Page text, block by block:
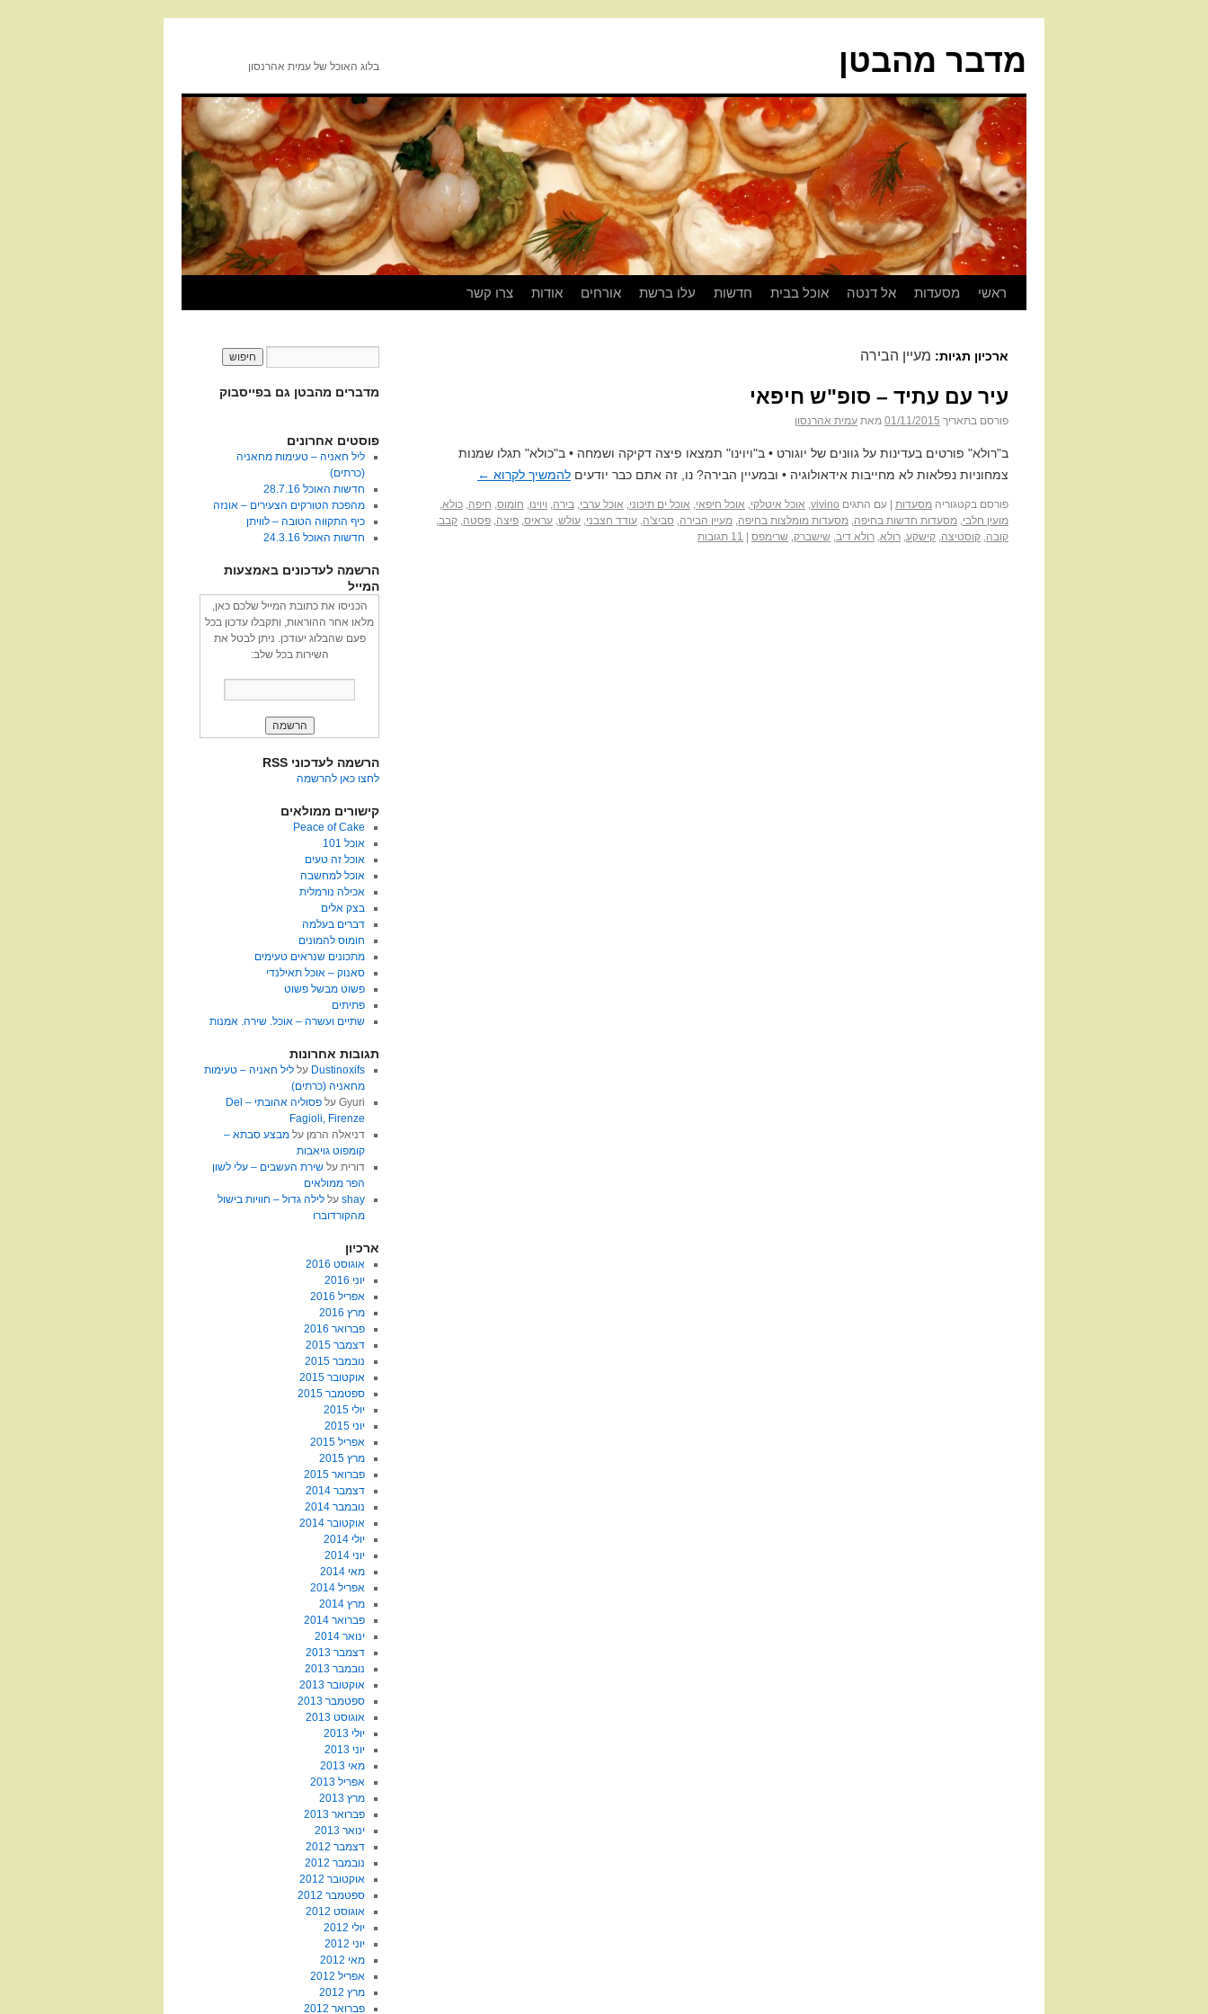
מדבר מהבטן בלוג האוכל של עמית אהרנסון
ראשי מסעדות אל דנטה אוכל בבית חדשות עלו ברשת אורחים אודות צרו קשר
ארכיון תגיות: מעיין הבירה
עיר עם עתיד – סופ"ש חיפאי
פורסם בתאריך 01/11/2015 מאת עמית אהרנסון
ב"רולא" פורטים בעדינות על גוונים של יוגורט • ב"ויוינו" תמצאו פיצה דקיקה ושמחה • ב"כולא" תגלו שמנות
צמחוניות נפלאות לא מחייבות אידאולוגיה • ובמעיין הבירה? נו, זה אתם כבר יודעים להמשיך לקרוא ←
פורסם בקטגוריה מסעדות עם התגים vivino
, אוכל איטלקי, אוכל חיפאי, אוכל ים תיכוני, אוכל ערבי, בירה, ויוינו, חומוס, חיפה, כולא,
מועין חלבי, מסעדות חדשות בחיפה, מסעדות מומלצות בחיפה, מעיין הבירה, סביצ'ה, עודד חצבני, עולש, עראיס, פיצה, פסטה, קבב,
קובה, קוסטיצה, קישקע, רולא, רולא דיב, שישברק, שרימפס 11 תגובות
מדברים מהבטן גם בפייסבוק
פוסטים אחרונים
ליל חאניה – טעימות מחאניה
(כרתים)
חדשות האוכל 28.7.16
מהפכת הטורקים הצעירים – אונזה
כיף התקווה הטובה – לוויתן
חדשות האוכל 24.3.16
הרשמה לעדכונים באמצעות
המייל
הכניסו את כתובת המייל שלכם כאן,
מלאו אחר ההוראות, ותקבלו עדכון בכל
פעם שהבלוג יעודכן. ניתן לבטל את
השירות בכל שלב:
הרשמה לעדכוני RSS
לחצו כאן להרשמה
קישורים ממולאים
Peace of Cake
אוכל 101
אוכל זה טעים
אוכל למחשבה
אכילה נורמלית
בצק אלים
דברים בעלמה
חומוס להמונים
מתכונים שנראים טעימים
סאנוק – אוכל תאילנדי
פשוט מבשל פשוט
פתיתים
שתיים ועשרה – אוכל. שירה. אמנות
תגובות אחרונות
Dustinoxifs על ליל חאניה – טעימות
מחאניה (כרתים)
Gyuriעל
פסוליה אהובתי – Del
Fagioli, Firenze
דניאלה הרמן על מבצע סבתא –
קומפוט גויאבות
דוריתעל שירת העשבים – עלי לשון
הפר ממולאים
shayעל לילה גדול – חוויות בישול
מהקורדוברו
ארכיון
אוגוסט 2016
יוני 2016
אפריל 2016
מרץ 2016
פברואר 2016
דצמבר 2015
נובמבר 2015
אוקטובר 2015
ספטמבר 2015
יולי 2015
יוני 2015
אפריל 2015
מרץ 2015
פברואר 2015
דצמבר 2014
נובמבר 2014
אוקטובר 2014
יולי 2014
יוני 2014
מאי 2014
אפריל 2014
מרץ 2014
פברואר 2014
ינואר 2014
דצמבר 2013
נובמבר 2013
אוקטובר 2013
ספטמבר 2013
אוגוסט 2013
יולי 2013
יוני 2013
מאי 2013
אפריל 2013
מרץ 2013
פברואר 2013
ינואר 2013
דצמבר 2012
נובמבר 2012
אוקטובר 2012
ספטמבר 2012
אוגוסט 2012
יולי 2012
יוני 2012
מאי 2012
אפריל 2012
מרץ 2012
פברואר 2012